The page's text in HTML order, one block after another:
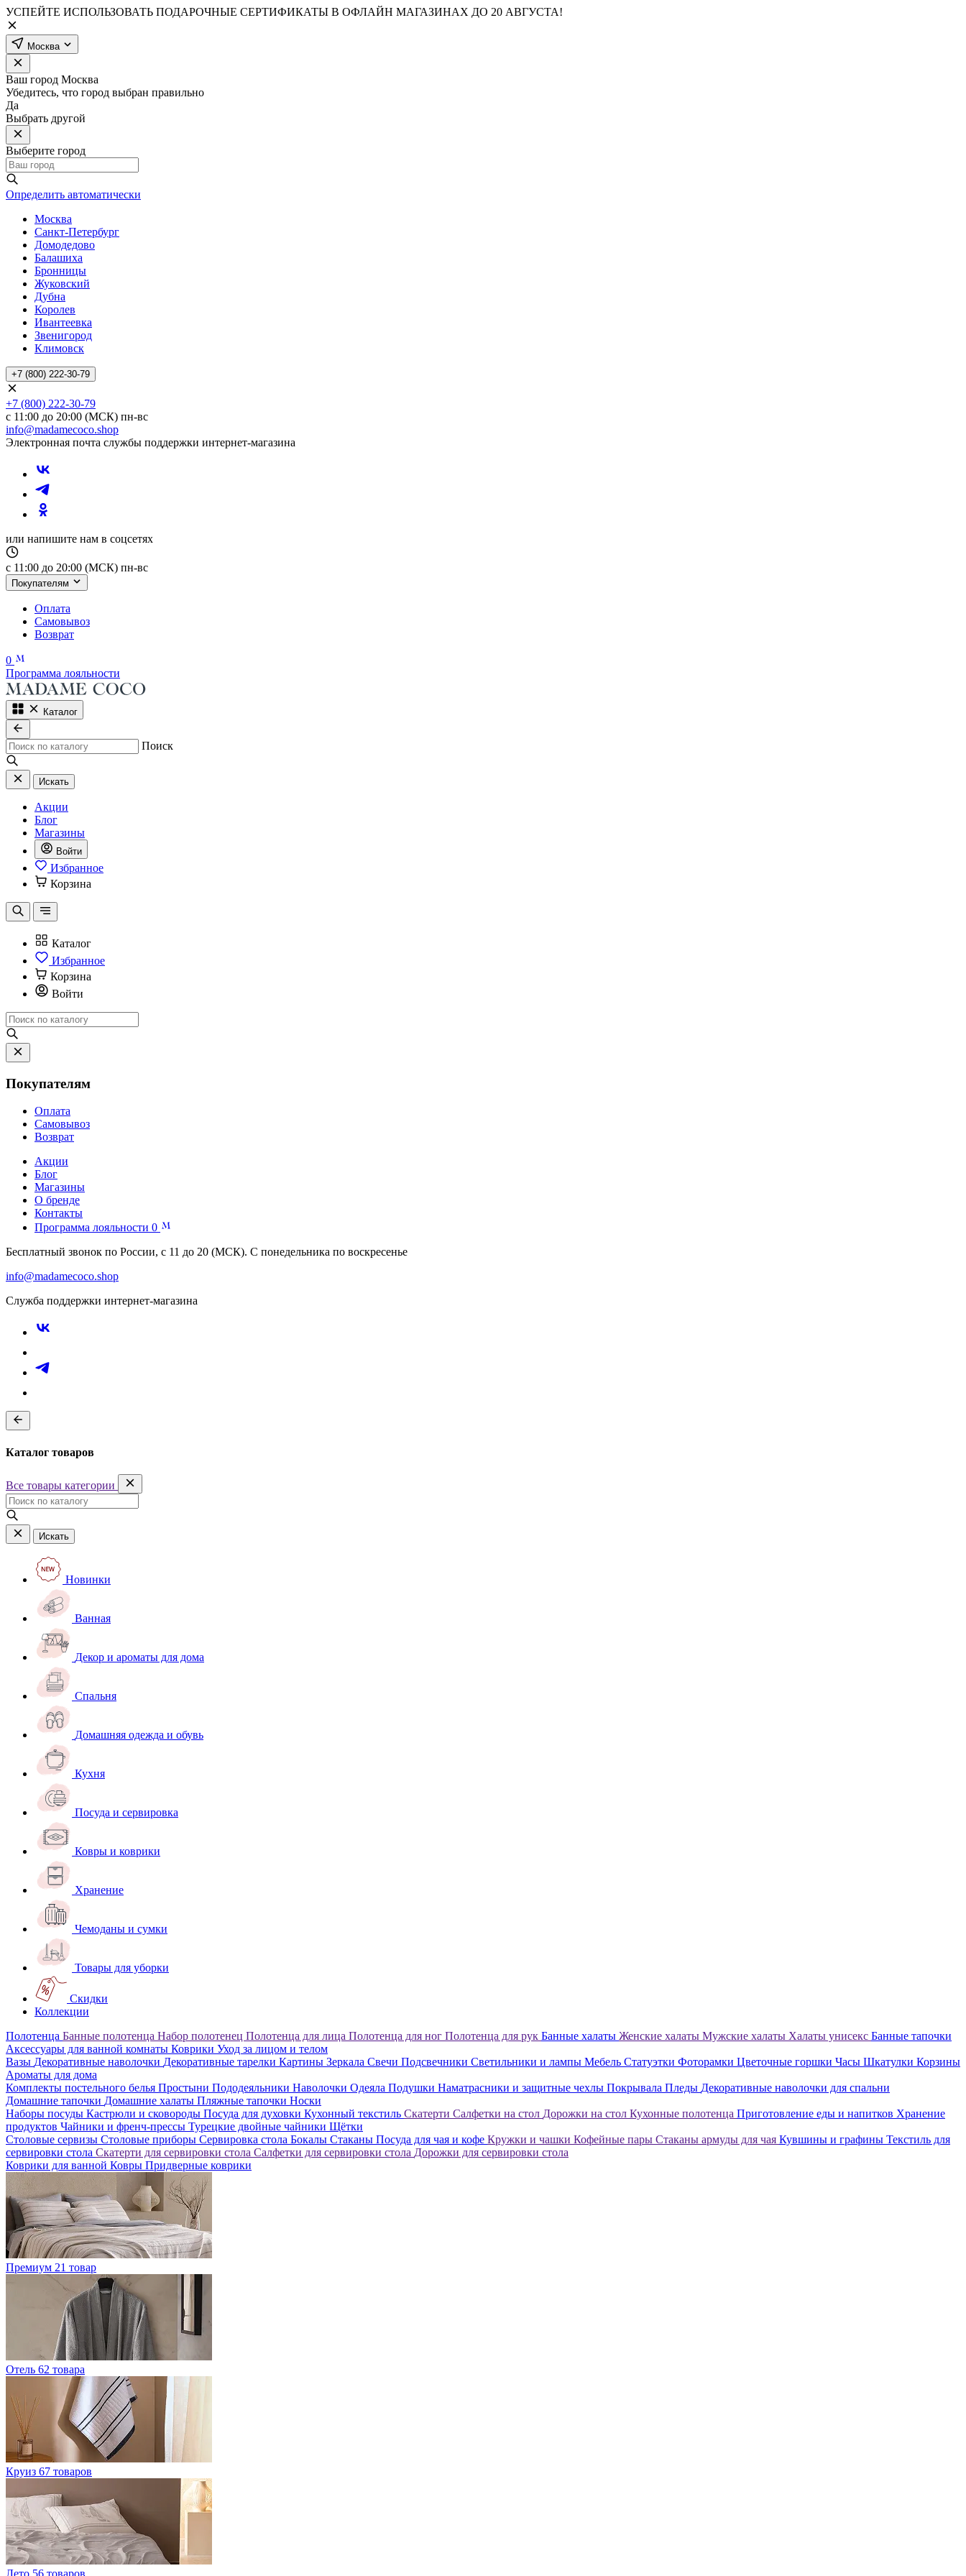
УСПЕЙТЕ ИСПОЛЬЗОВАТЬ ПОДАРОЧНЫЕ СЕРТИФИКАТЫ В ОФЛАЙН МАГАЗИНАХ ДО 20 АВГУСТА!
Москва
Ваш город Москва
Убедитесь, что город выбран правильно
Да
Выбрать другой
Выберите город
Определить автоматически
Москва
Санкт-Петербург
Домодедово
Балашиха
Бронницы
Жуковский
Дубна
Королев
Ивантеевка
Звенигород
Климовск
+7 (800) 222-30-79
+7 (800) 222-30-79
с 11:00 до 20:00 (МСК) пн-вс
info@madamecoco.shop
Электронная почта службы поддержки интернет-магазина
или напишите нам в соцсетях
с 11:00 до 20:00 (МСК) пн-вс
Покупателям
Оплата
Самовывоз
Возврат
0
Программа лояльности
Каталог
Поиск
Искать
Акции
Блог
Магазины
Войти
Избранное
Корзина
Каталог
Избранное
Корзина
Войти
Покупателям
Оплата
Самовывоз
Возврат
Акции
Блог
Магазины
О бренде
Контакты
Программа лояльности 0
Бесплатный звонок по России, с 11 до 20 (МСК). С понедельника по воскресенье
info@madamecoco.shop
Служба поддержки интернет-магазина
Каталог товаров
Все товары категории
Искать
Новинки
Ванная
Декор и ароматы для дома
Спальня
Домашняя одежда и обувь
Кухня
Посуда и сервировка
Ковры и коврики
Хранение
Чемоданы и сумки
Товары для уборки
Скидки
Коллекции
Полотенца Банные полотенца Набор полотенец Полотенца для лица Полотенца для ног Полотенца для рук Банные халаты Женские халаты Мужские халаты Халаты унисекс Банные тапочки
Аксессуары для ванной комнаты Коврики Уход за лицом и телом
Вазы Декоративные наволочки Декоративные тарелки Картины Зеркала Свечи Подсвечники Светильники и лампы Мебель Статуэтки Фоторамки Цветочные горшки Часы Шкатулки Корзины
Ароматы для дома
Комплекты постельного белья Простыни Пододеяльники Наволочки Одеяла Подушки Наматрасники и защитные чехлы Покрывала Пледы Декоративные наволочки для спальни
Домашние тапочки Домашние халаты Пляжные тапочки Носки
Наборы посуды Кастрюли и сковороды Посуда для духовки Кухонный текстиль Скатерти Салфетки на стол Дорожки на стол Кухонные полотенца Приготовление еды и напитков Хранение
продуктов Чайники и френч-прессы Турецкие двойные чайники Щётки
Столовые сервизы Столовые приборы Сервировка стола Бокалы Стаканы Посуда для чая и кофе Кружки и чашки Кофейные пары Стаканы армуды для чая Кувшины и графины Текстиль для
сервировки стола Скатерти для сервировки стола Салфетки для сервировки стола Дорожки для сервировки стола
Коврики для ванной Ковры Придверные коврики
Премиум 21 товар
Отель 62 товара
Круиз 67 товаров
Лето 56 товаров